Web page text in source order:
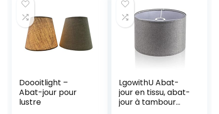
Doooitlight –
Abat-jour pour
lustre
LgowithU Abat-
jour en tissu, abat-
jour à tambour